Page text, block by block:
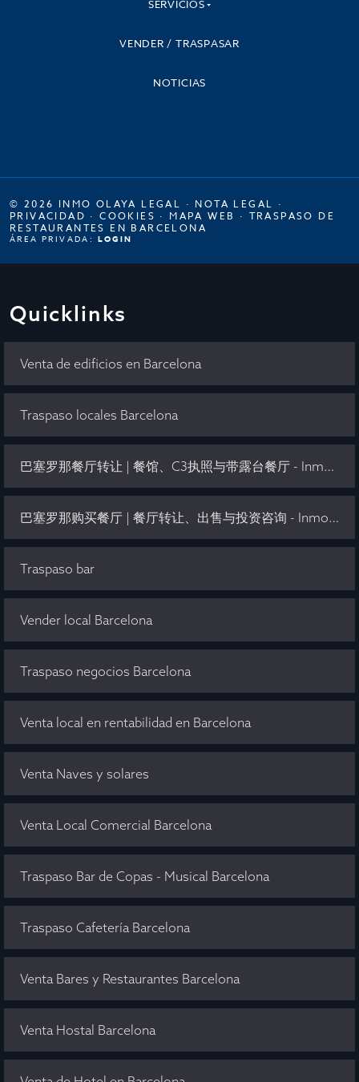
SERVICIOS
VENDER / TRASPASAR
NOTICIAS
© 2026 INMO OLAYA LEGAL · NOTA LEGAL ·
PRIVACIDAD ·COOKIES · MAPA WEB · TRASPASO DE
RESTAURANTES EN BARCELONA
ÁREA PRIVADA: LOGIN
Quicklinks
Venta de edificios en Barcelona
Traspaso locales Barcelona
巴塞罗那餐厅转让 | 餐馆、C3执照与带露台餐厅 - Inmo Olaya
巴塞罗那购买餐厅 | 餐厅转让、出售与投资咨询 - Inmo Olaya
Traspaso bar
Vender local Barcelona
Traspaso negocios Barcelona
Venta local en rentabilidad en Barcelona
Venta Naves y solares
Venta Local Comercial Barcelona
Traspaso Bar de Copas - Musical Barcelona
Traspaso Cafetería Barcelona
Venta Bares y Restaurantes Barcelona
Venta Hostal Barcelona